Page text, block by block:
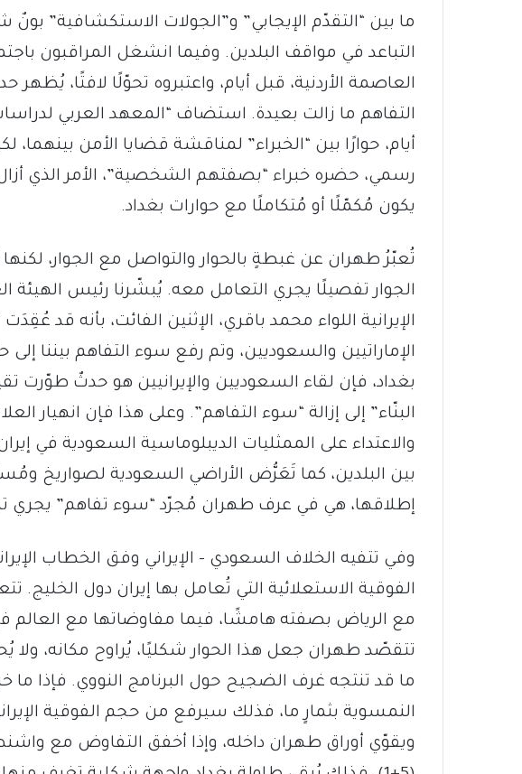
ما بين “التقدّم الإيجابي” و”الجولات الاستكشافية”
التباعد في مواقف البلدين. وفيما انشغل المراقبون
العاصمة الأردنية، قبل أيام، واعتبروه تحوّلًا لافتًا،
التفاهم ما زالت بعيدة. استضاف “المعهد العربي
أيام، حوارًا بين “الخبراء” لمناقشة قضايا الأمن بينهما،
رسمي، حضره خبراء “بصفتهم الشخصية”، الأمر الذي
يكون مُكمّلًا أو مُتكاملًا مع حوارات بغداد.
تُعبّرُ طهران عن غبطةٍ بالحوار والتواصل مع الجوار،
الجوار تفصيلًا يجري التعامل معه. يُبشّرنا رئيس الهيئة
الإيرانية اللواء محمد باقري، الإثنين الفائت، بأنه قد
الإماراتيين والسعوديين، وتم رفع سوء التفاهم بيننا
بغداد، فإن لقاء السعوديين والإيرانيين هو حدثٌ طوّرت
البنّاء” إلى إزالة “سوء التفاهم”. وعلى هذا فإن انهيار
والاعتداء على الممثليات الديبلوماسية السعودية في
بين البلدين، كما تَعَرُّض الأراضي السعودية لصواريخ
إطلاقها، هي في عرف طهران مُجرّد “سوء تفاهم” يجري
وفي تتفيه الخلاف السعودي – الإيراني وفق الخطاب
الفوقية الاستعلائية التي تُعامل بها إيران دول الخليج.
مع الرياض بصفته هامشًا، فيما مفاوضاتها مع العالم
تتقصّد طهران جعل هذا الحوار شكليًا، يُراوح مكانه، ولا
ما قد تنتجه غرف الضجيح حول البرنامج النووي. فإذا
النمسوية بثمارٍ ما، فذلك سيرفع من حجم الفوقية
ويقوّي أوراق طهران داخله، وإذا أخفق التفاوض مع